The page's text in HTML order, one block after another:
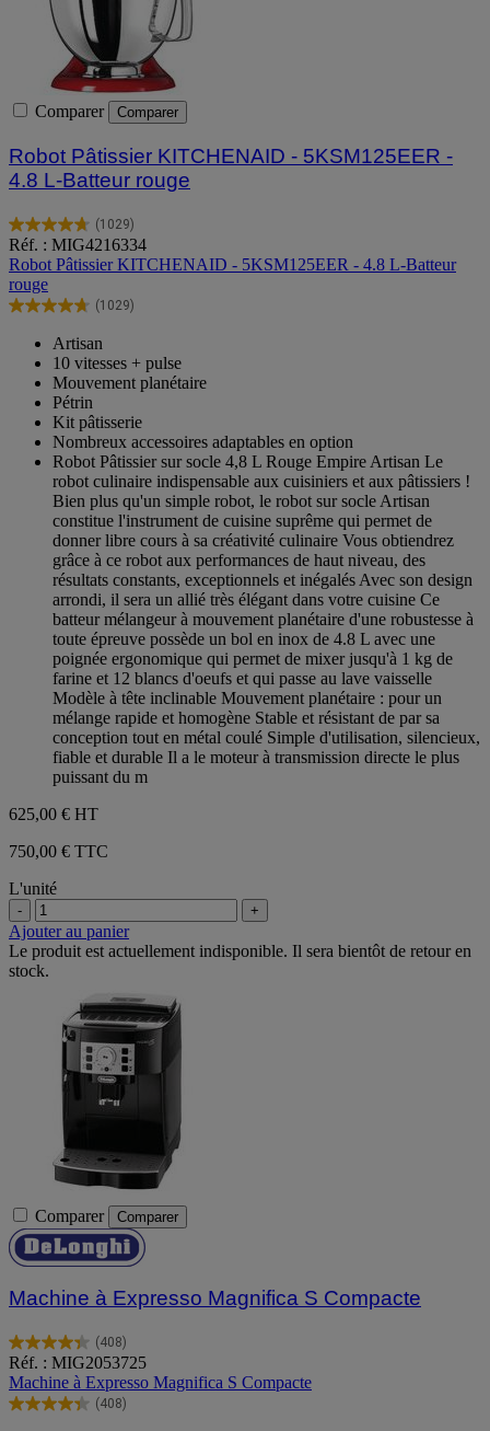
Comparer Comparer
Robot Pâtissier KITCHENAID - 5KSM125EER -
4.8 L-Batteur rouge
(1029)
4.7
sur
5
étoiles.
1029
Réf. : MIG4216334
Robot Pâtissier KITCHENAID - 5KSM125EER - 4.8 L-Batteur
rouge
(1029)
4.7
étoiles.
1029
avis
Artisan
10 vitesses + pulse
Mouvement planétaire
Pétrin
Kit pâtisserie
Nombreux accessoires adaptables en option
Robot Pâtissier sur socle 4,8 L Rouge Empire Artisan Le
robot culinaire indispensable aux cuisiniers et aux pâtissiers !
Bien plus qu'un simple robot, le robot sur socle Artisan
constitue l'instrument de cuisine suprême qui permet de
donner libre cours à sa créativité culinaire Vous obtiendrez
grâce à ce robot aux performances de haut niveau, des
résultats constants, exceptionnels et inégalés Avec son design
arrondi, il sera un allié très élégant dans votre cuisine Ce
batteur mélangeur à mouvement planétaire d'une robustesse à
toute épreuve possède un bol en inox de 4.8 L avec une
poignée ergonomique qui permet de mixer jusqu'à 1 kg de
farine et 12 blancs d'oeufs et qui passe au lave vaisselle
Modèle à tête inclinable Mouvement planétaire : pour un
mélange rapide et homogène Stable et résistant de par sa
conception tout en métal coulé Simple d'utilisation, silencieux,
fiable et durable Il a le moteur à transmission directe le plus
puissant du m
625,00 € HT
750,00 € TTC
L'unité
- +
Ajouter au panier
Le produit est actuellement indisponible. Il sera bientôt de retour en
stock.
Comparer Comparer
Machine à Expresso Magnifica S Compacte
(408)
4.4
sur
5
étoiles.
Réf. : MIG2053725
Machine à Expresso Magnifica S Compacte
(408)
4.4